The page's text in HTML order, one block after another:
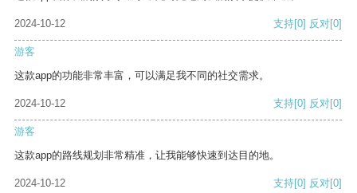
2024-10-12 支持[0] 反对[0]
游客
这款app的功能非常丰富，可以满足我不同的社交需求。
2024-10-12 支持[0] 反对[0]
游客
这款app的路线规划非常精准，让我能够快速到达目的地。
2024-10-12 支持[0] 反对[0]